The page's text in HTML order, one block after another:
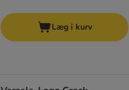
Læg i kurv